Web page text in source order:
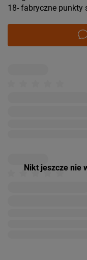
18- fabryczne punkty
Nikt jeszcze nie